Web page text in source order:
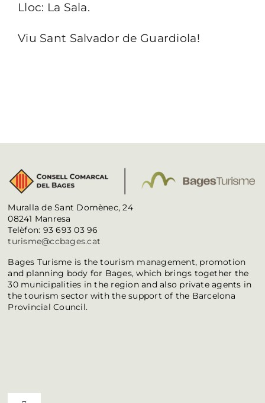
Lloc: La Sala.
Viu Sant Salvador de Guardiola!
Muralla de Sant Domènec, 24
08241 Manresa
Telèfon: 93 693 03 96
turisme@ccbages.cat
Bages Turisme is the tourism management, promotion
and planning body for Bages, which brings together the
30 municipalities in the region and also private agents in
the tourism sector with the support of the Barcelona
Provincial Council.